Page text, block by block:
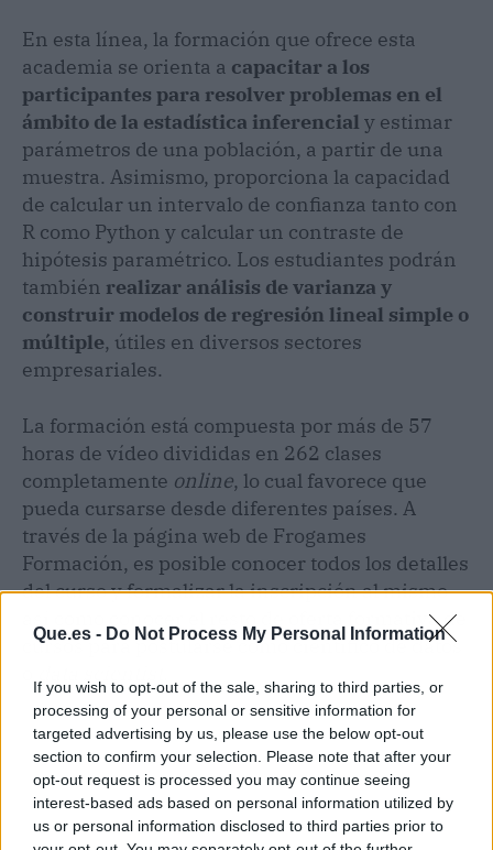
Que.es - Do Not Process My Personal Information
If you wish to opt-out of the sale, sharing to third parties, or
processing of your personal or sensitive information for
targeted advertising by us, please use the below opt-out
section to confirm your selection. Please note that after your
opt-out request is processed you may continue seeing
interest-based ads based on personal information utilized by
us or personal information disclosed to third parties prior to
En esta línea, la formación que ofrece esta
academia se orienta a capacitar a los
participantes para resolver problemas en el
ámbito de la estadística inferencial y estimar
parámetros de una población, a partir de una
muestra. Asimismo, proporciona la capacidad
de calcular un intervalo de confianza tanto con
R como Python y calcular un contraste de
hipótesis paramétrico. Los estudiantes podrán
también realizar análisis de varianza y
construir modelos de regresión lineal simple o
múltiple, útiles en diversos sectores
empresariales.
La formación está compuesta por más de 57
horas de vídeo divididas en 262 clases
completamente online, lo cual favorece que
pueda cursarse desde diferentes países. A
través de la página web de Frogames
Formación, es posible conocer todos los detalles
del curso y formalizar la inscripción al mismo
así como conocer el resto de oferta formativa de
cursos para postularse como científico de datos